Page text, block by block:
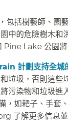
括樹藝師、園
中的危險樹木
Lake 公園將
計劃支持全城
垃圾，否則這些
污染物和垃圾
如耙子、手套
了解更多信息並